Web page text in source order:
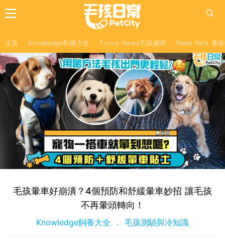
主頁 Knowledge飼養大全 Funny News毛孩趣聞 Raise Pets 養
毛孩暈車好崩潰？4個預防和舒緩暈車妙招 讓毛孩
不再暈頭轉向！
Knowledge飼養大全 毛孩測驗與冷知識